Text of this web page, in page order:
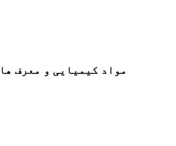
مواد کیمیایی و معرف ها